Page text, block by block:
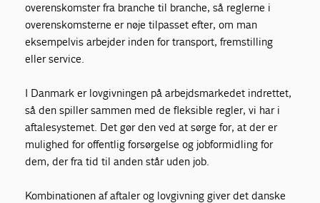
overenskomster fra branche til branche, så reglerne i
overenskomsterne er nøje tilpasset efter, om man
eksempelvis arbejder inden for transport, fremstilling
eller service.
I Danmark er lovgivningen på arbejdsmarkedet indrettet,
så den spiller sammen med de fleksible regler, vi har i
aftalesystemet. Det gør den ved at sørge for, at der er
mulighed for offentlig forsørgelse og jobformidling for
dem, der fra tid til anden står uden job.
Kombinationen af aftaler og lovgivning giver det danske